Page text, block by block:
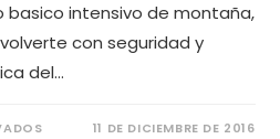
intensivo de montaña,
con seguridad y
del…
11 DE DICIEMBRE DE 2016